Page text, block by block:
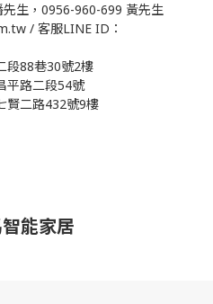
生，0956-960-699 黃先生
/ 客服LINE ID：
段88巷30號2樓
平路二段54號
賢二路432號9樓
能家居